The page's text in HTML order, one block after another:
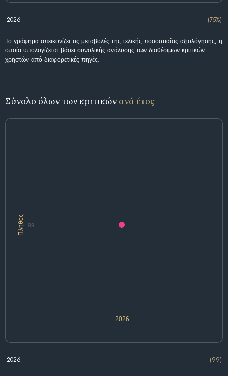
2026 (75%)
Το γράφημα απεικονίζει τις μεταβολές της τελικής ποσοστιαίας αξιολόγησης, η
οποία υπολογίζεται βάσει συνολικής ανάλυσης των διαθέσιμων κριτικών
χρηστών από διαφορετικές πηγές.
Σύνολο όλων των κριτικών ανά έτος
Πλήθος
2026
99
2026 (99)